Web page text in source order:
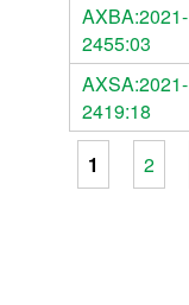
AXBA:2021-
2455:03
AXSA:2021-
2419:18
Pages
1 2